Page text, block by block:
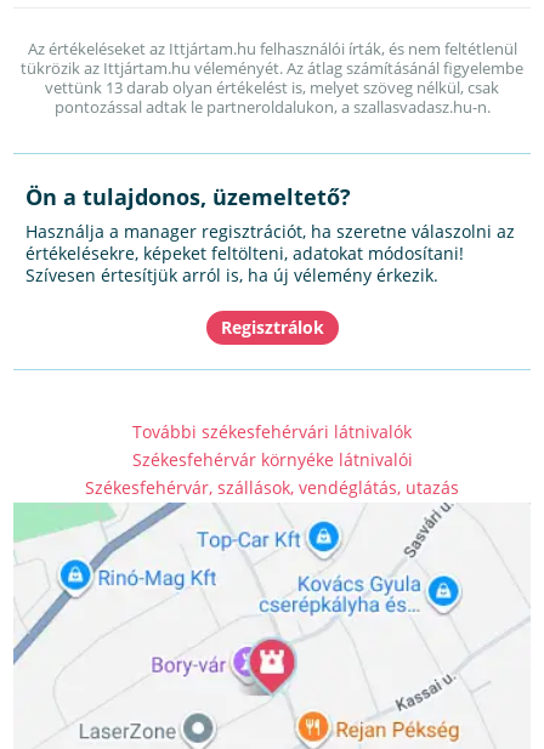
Az értékeléseket az Ittjártam.hu felhasználói írták, és nem feltétlenül
tükrözik az Ittjártam.hu véleményét. Az átlag számításánál figyelembe
vettünk 13 darab olyan értékelést is, melyet szöveg nélkül, csak
pontozással adtak le partneroldalukon, a szallasvadasz.hu-n.
Ön a tulajdonos, üzemeltető?
Használja a manager regisztrációt, ha szeretne válaszolni az
értékelésekre, képeket feltölteni, adatokat módosítani!
Szívesen értesítjük arról is, ha új vélemény érkezik.
További székesfehérvári látnivalók
Székesfehérvár környéke látnivalói
Székesfehérvár, szállások, vendéglátás, utazás